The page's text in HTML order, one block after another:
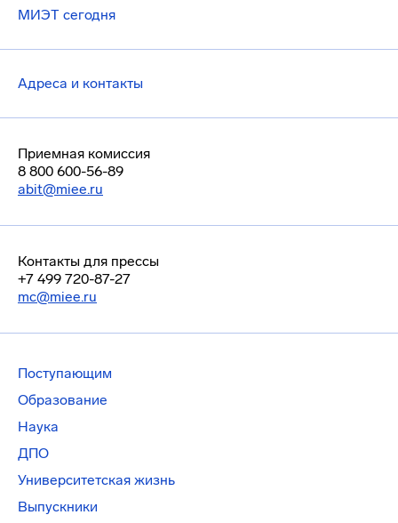
МИЭТ сегодня
Адреса и контакты
Приемная комиссия
8 800 600-56-89
abit@miee.ru
Контакты для прессы
+7 499 720-87-27
mc@miee.ru
Поступающим
Образование
Наука
ДПО
Университетская жизнь
Выпускники